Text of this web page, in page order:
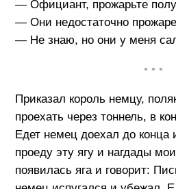
— Официант, прожарьте
— Они недостаточно
— Не знаю, но они у меня
• • •
Приказал король немцу,
проехать через тоннель, в
Едет немец доехал до конца
проеду эту ягу и нагдады
появилась яга и говорит: